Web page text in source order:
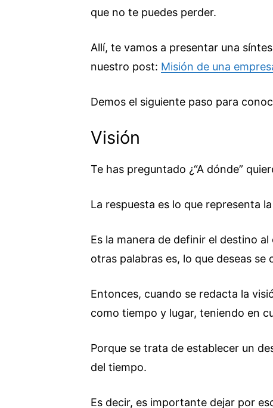
que no te puedes perder.
Allí, te vamos a presentar una
nuestro post: Misión de una
Demos el siguiente paso para
Visión
Te has preguntado ¿“A dónde”
La respuesta es lo que representa
Es la manera de definir el destino
otras palabras es, lo que deseas
Entonces, cuando se redacta la
como tiempo y lugar, teniendo en
Porque se trata de establecer un
del tiempo.
Es decir, es importante dejar por